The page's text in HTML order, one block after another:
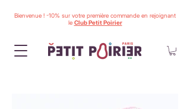
Bienvenue ! -10% sur votre première commande en rejoignant
le Club Petit Poirier